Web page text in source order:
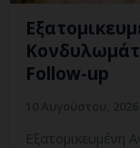
Follow-up
Εξατομικευμένη